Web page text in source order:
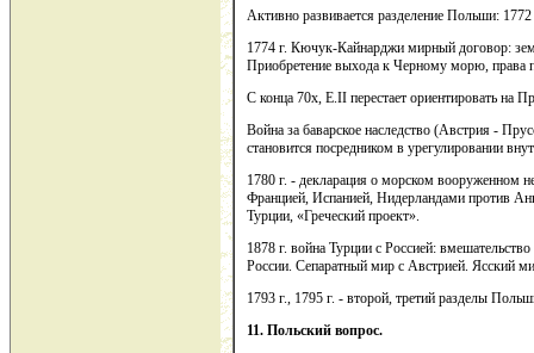
Активно развивается разделение Польши:
1774 г. Кючук-Кайнарджи мирный договор:
Приобретение выхода к Черному морю, права
С конца 70х, Е.II перестает ориентировать на
Война за баварское наследство (Австрия -
становится посредником в урегулировании
1780 г. - декларация о морском вооруженном
Францией, Испанией, Нидерландами против
Турции, «Греческий проект».
1878 г. война Турции с Россией:
России. Сепаратный мир с Австрией. Ясский
1793 г., 1795 г. - второй, третий разделы
11. Польский вопрос.